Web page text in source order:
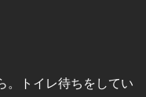
。トイレ待ちをしてい